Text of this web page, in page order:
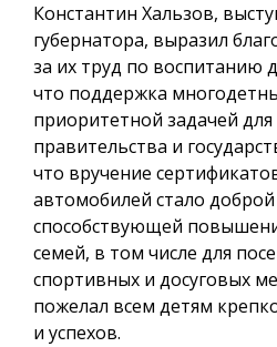
Константин Хальзов,
губернатора, выразил
за их труд по воспитанию
что поддержка
приоритетной задачей
правительства и
что вручение
автомобилей стало
способствующей
семей, в том числе для
спортивных и досуговых
пожелал всем детям
и успехов.